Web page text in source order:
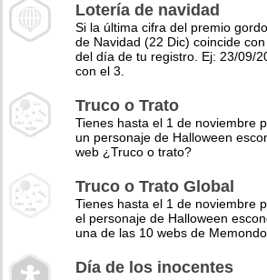
Lotería de navidad
Si la última cifra del premio
de Navidad (22 Dic) coincide
del día de tu registro. Ej: 23/09/
con el 3.
Truco o Trato
Tienes hasta el 1 de noviembre
un personaje de Halloween
web ¿Truco o trato?
Truco o Trato Global
Tienes hasta el 1 de noviembre
el personaje de Halloween
una de las 10 webs de
Día de los inocentes